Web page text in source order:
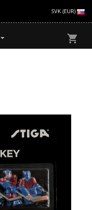
SVK (EUR)
shopping_cart